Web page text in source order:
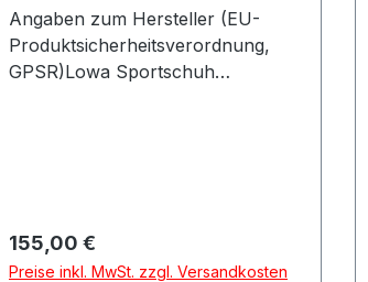
Angaben zum Hersteller (EU-
Produktsicherheitsverordnung,
GPSR)Lowa Sportschuh
Regulärer Preis:
155,00 €
Preise inkl. MwSt. zzgl. Versandkosten